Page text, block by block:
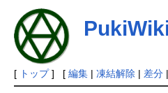
[ トップ] [ 編集| 凍結解除 | 差分|